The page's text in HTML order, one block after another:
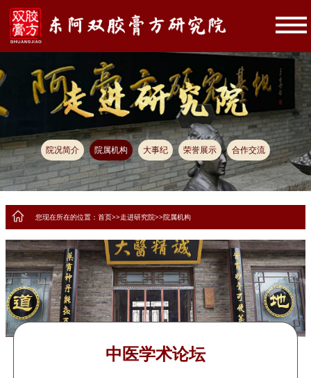
院况简介 院属机构 大事纪 荣誉展示 合作交流
您现在所在的位置： 首页>>走进研究院>>院属机构
中医学术论坛